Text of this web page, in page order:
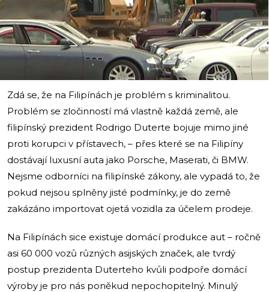
Zdá se, že na Filipínách je problém s kriminalitou.
Problém se zločinností má vlastně každá země, ale
filipínský prezident Rodrigo Duterte bojuje mimo jiné
proti korupci v přístavech, – přes které se na Filipíny
dostávají luxusní auta jako Porsche, Maserati, či BMW.
Nejsme odborníci na filipínské zákony, ale vypadá to, že
pokud nejsou splněny jisté podmínky, je do země
zakázáno importovat ojetá vozidla za účelem prodeje.
Na Filipínách sice existuje domácí produkce aut – ročně
asi 60 000 vozů různých asijských značek, ale tvrdý
postup prezidenta Duterteho kvůli podpoře domácí
výroby je pro nás poněkud nepochopitelný. Minulý